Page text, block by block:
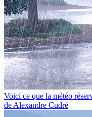
Voici ce que la météo
de Alexandre Cudré